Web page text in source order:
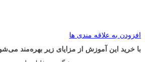
افزودن به علاقه مندی ها
با خرید این آموزش از مزایای زیر بهره‌مند